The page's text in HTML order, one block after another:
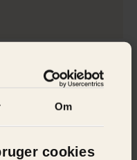
Om
cookies